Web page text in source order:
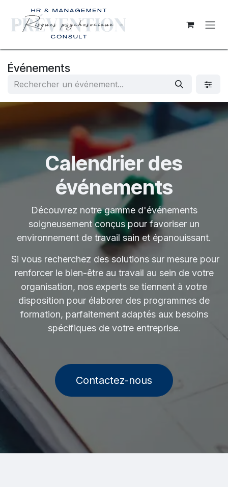
Se rendre au contenu
Événements
Calendrier des
événements
Découvrez notre gamme d'événements
soigneusement conçus pour favoriser un
environnement de travail sain et épanouissant.
Si vous recherchez des solutions sur mesure pour
renforcer le bien-être au travail au sein de votre
organisation, nos experts se tiennent à votre
disposition pour élaborer des programmes de
formation, parfaitement adaptés aux besoins
spécifiques de votre entreprise.
Contactez-nous